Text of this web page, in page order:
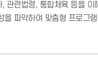
, 관련법령, 통합체육 등을 이
을 파악하여 맞춤형 프로그